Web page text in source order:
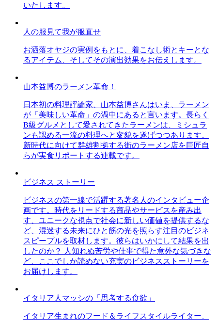
いたします。
人の服見て我が服直せ
お洒落オヤジの実例をもとに、着こなし術とキーとな
るアイテム、そしてその演出効果をお伝えします。
山本益博のラーメン革命！
日本初の料理評論家、山本益博さんはいま、ラーメン
が「美味しい革命」の渦中にあると言います。長らく
B級グルメとして愛されてきたラーメンは、ミシュラ
ンも認める一流の料理へと変貌を遂げつつあります。
新時代に向けて群雄割拠する街のラーメン店を巨匠自
らが実食リポートする連載です。
ビジネス ストーリー
ビジネスの第一線で活躍する著名人のインタビュー企
画です。時代をリードする商品やサービスを産み出
す、ユニークな視点で社会に新しい価値を提供するな
ど、混迷する未来にひと筋の光を照らす注目のビジネ
スピープルを取材します。彼らはいかにして結果を出
したのか？ 人知れぬ苦労や仕事で得た意外な気づきな
ど、ここでしか読めない充実のビジネスストーリーを
お届けします。
イタリア人マッシの「思考する食欲」
イタリア生まれのフード＆ライフスタイルライター、